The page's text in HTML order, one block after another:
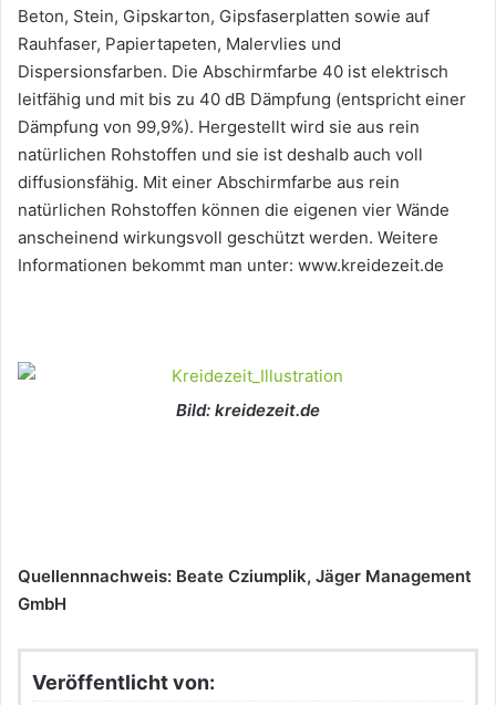
Beton, Stein, Gipskarton, Gipsfaserplatten sowie auf
Rauhfaser, Papiertapeten, Malervlies und
Dispersionsfarben. Die Abschirmfarbe 40 ist elektrisch
leitfähig und mit bis zu 40 dB Dämpfung (entspricht einer
Dämpfung von 99,9%). Hergestellt wird sie aus rein
natürlichen Rohstoffen und sie ist deshalb auch voll
diffusionsfähig. Mit einer Abschirmfarbe aus rein
natürlichen Rohstoffen können die eigenen vier Wände
anscheinend wirkungsvoll geschützt werden. Weitere
Informationen bekommt man unter: www.kreidezeit.de
Bild: kreidezeit.de
Quellennnachweis: Beate Cziumplik, Jäger Management
GmbH
Veröffentlicht von: